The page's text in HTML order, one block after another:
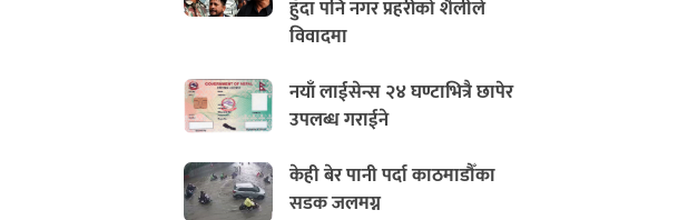
हुँदा पनि नगर प्रहरीको शैलीले
विवादमा
नयाँ लाईसेन्स २४ घण्टाभित्रै छापेर
उपलब्ध गराईने
केही बेर पानी पर्दा काठमाडौँका
सडक जलमग्न